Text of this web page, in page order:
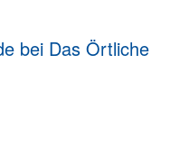
bei Das Örtliche